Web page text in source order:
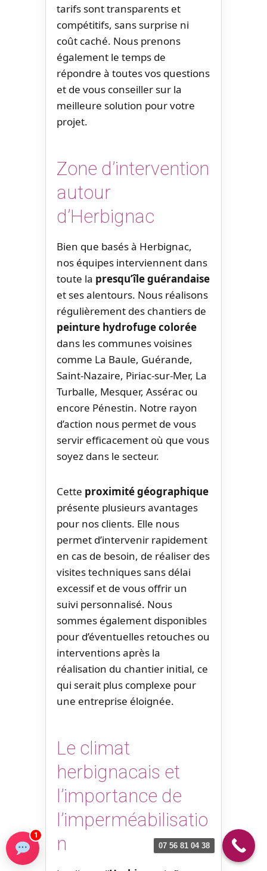
tarifs sont transparents et
compétitifs, sans surprise ni
coût caché. Nous prenons
également le temps de
répondre à toutes vos questions
et de vous conseiller sur la
meilleure solution pour votre
projet.
Zone d’intervention
autour
d’Herbignac
Bien que basés à Herbignac,
nos équipes interviennent dans
toute la presqu’île guérandaise
et ses alentours. Nous réalisons
régulièrement des chantiers de
peinture hydrofuge colorée
dans les communes voisines
comme La Baule, Guérande,
Saint-Nazaire, Piriac-sur-Mer, La
Turballe, Mesquer, Assérac ou
encore Pénestin. Notre rayon
d’action nous permet de vous
servir efficacement où que vous
soyez dans le secteur.
Cette proximité géographique
présente plusieurs avantages
pour nos clients. Elle nous
permet d’intervenir rapidement
en cas de besoin, de réaliser des
visites techniques sans délai
excessif et de vous offrir un
suivi personnalisé. Nous
sommes également disponibles
pour d’éventuelles retouches ou
interventions après la
réalisation du chantier initial, ce
qui serait plus complexe pour
une entreprise éloignée.
Le climat
herbignacais et
l’importance de
l’imperméabilisatio
n
07 56 81 04 38
1